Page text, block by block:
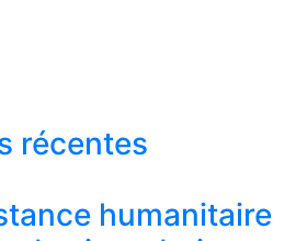
récentes
humanitaire